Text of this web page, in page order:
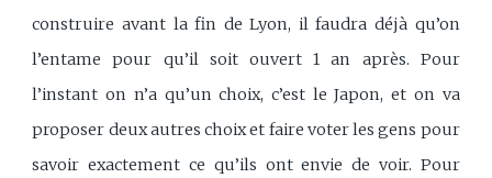
construire avant la fin de Lyon, il faudra déjà qu’on
l’entame pour qu’il soit ouvert 1 an après. Pour
l’instant on n’a qu’un choix, c’est le Japon, et on va
proposer deux autres choix et faire voter les gens pour
savoir exactement ce qu’ils ont envie de voir. Pour